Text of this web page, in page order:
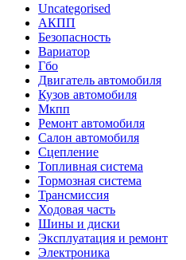
Uncategorised
АКПП
Безопасность
Вариатор
Гбо
Двигатель автомобиля
Кузов автомобиля
Мкпп
Ремонт автомобиля
Салон автомобиля
Сцепление
Топливная система
Тормозная система
Трансмиссия
Ходовая часть
Шины и диски
Эксплуатация и ремонт
Электроника